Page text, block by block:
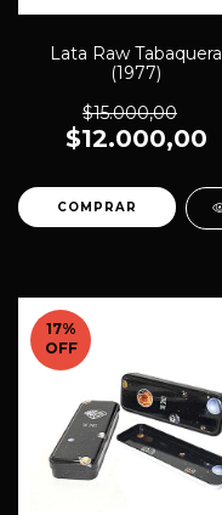
Lata Raw Tabaquera
(1977)
$15.000,00
$12.000,00
17%
OFF